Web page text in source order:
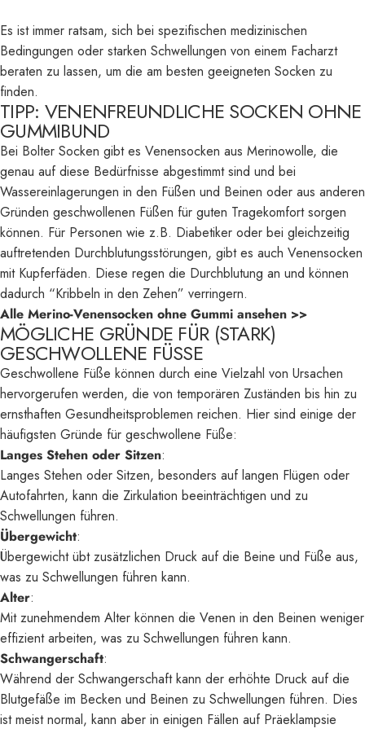
Es ist immer ratsam, sich bei spezifischen medizinischen
Bedingungen oder starken Schwellungen von einem Facharzt
beraten zu lassen, um die am besten geeigneten Socken zu
finden.
TIPP: VENENFREUNDLICHE SOCKEN OHNE
GUMMIBUND
Bei Bolter Socken gibt es Venensocken aus Merinowolle, die
genau auf diese Bedürfnisse abgestimmt sind und bei
Wassereinlagerungen in den Füßen und Beinen oder aus anderen
Gründen geschwollenen Füßen für guten Tragekomfort sorgen
können. Für Personen wie z.B. Diabetiker oder bei gleichzeitig
auftretenden Durchblutungsstörungen, gibt es auch Venensocken
mit Kupferfäden. Diese regen die Durchblutung an und können
dadurch “Kribbeln in den Zehen” verringern.
Alle Merino-Venensocken ohne Gummi ansehen >>
MÖGLICHE GRÜNDE FÜR (STARK)
GESCHWOLLENE FÜSSE
Geschwollene Füße können durch eine Vielzahl von Ursachen
hervorgerufen werden, die von temporären Zuständen bis hin zu
ernsthaften Gesundheitsproblemen reichen. Hier sind einige der
häufigsten Gründe für geschwollene Füße:
Langes Stehen oder Sitzen:
Langes Stehen oder Sitzen, besonders auf langen Flügen oder
Autofahrten, kann die Zirkulation beeinträchtigen und zu
Schwellungen führen.
Übergewicht:
Übergewicht übt zusätzlichen Druck auf die Beine und Füße aus,
was zu Schwellungen führen kann.
Alter:
Mit zunehmendem Alter können die Venen in den Beinen weniger
effizient arbeiten, was zu Schwellungen führen kann.
Schwangerschaft:
Während der Schwangerschaft kann der erhöhte Druck auf die
Blutgefäße im Becken und Beinen zu Schwellungen führen. Dies
ist meist normal, kann aber in einigen Fällen auf Präeklampsie